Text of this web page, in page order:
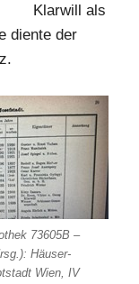
Klarwill als
diente der
73605B –
Häuser-
Wien, IV